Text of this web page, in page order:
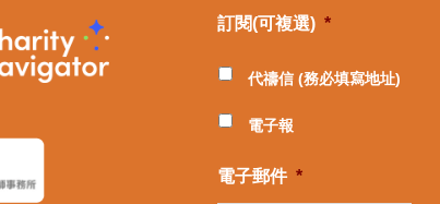
訂閱(可複選) *
代禱信 (務必填寫地址)
電子報
電子郵件 *